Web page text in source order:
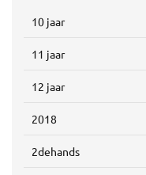
10 jaar
11 jaar
12 jaar
2018
2dehands